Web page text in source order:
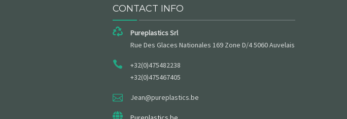
CONTACT INFO
Pureplastics Srl
Rue Des Glaces Nationales 169 Zone D/4 5060 Auvelais
+32(0)475482238
+32(0)475467405
Jean@pureplastics.be